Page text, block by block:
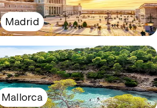
Madrid
Mallorca